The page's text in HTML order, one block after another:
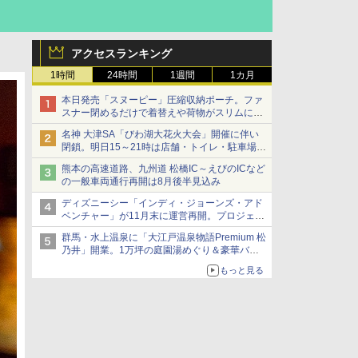
アクセスランキング
1時間 24時間 1週間 1カ月
本日発売「スヌーピー」圧縮収納ポーチ。ファ
スナー閉めるだけで着替えや荷物がスリムにま
とまる
名神 大津SA「びわ湖大花火大会」開催に伴い
閉鎖。明日15～21時は店舗・トイレ・駐車場の
利用不可
熊本の高速道路、九州道 松橋IC～えびのICなど
の一般車両通行再開は8月後半見込み
ディズニーシー「インディ・ジョーンズ・アド
ベンチャー」が11月末に運営再開。プロジェク
ションマッピングを追加、DPAは1500円
群馬・水上温泉に「大江戸温泉物語Premium 松
乃井」開業。1万坪の庭園湯めぐり＆豪華バイ
もっと見る